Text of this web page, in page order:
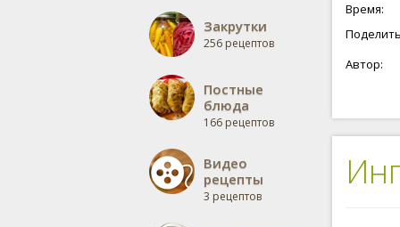
Закрутки
256 рецептов
Постные
блюда
166 рецептов
Видео
рецепты
3 рецептов
Время:
Автор: